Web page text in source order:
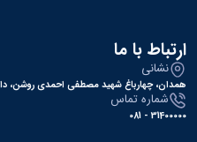
ارتباط با ما
نشانی
همدان، چهارباغ شهید مصطفی احمدی روشن،
شماره تماس
31400000 - 081